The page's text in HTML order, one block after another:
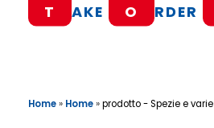
BLOG T AKE O RDER
Home» Home»prodotto - Spezie e varie